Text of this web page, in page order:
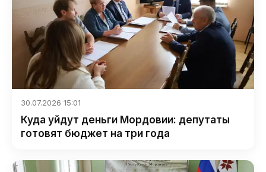
30.07.2026 15:01
Куда уйдут деньги Мордовии: депутаты
готовят бюджет на три года